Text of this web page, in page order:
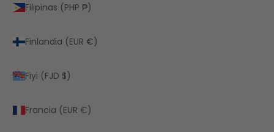
Filipinas (PHP ₱)
Finlandia (EUR €)
Fiyi (FJD $)
Francia (EUR €)